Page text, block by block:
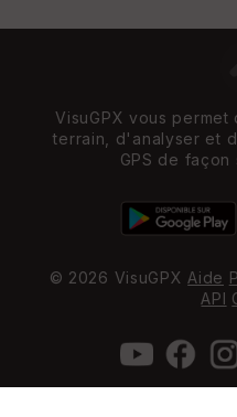
VisuGPX vous
terrain, d'analyser et
GPS de
© 2026 VisuGPX Aide
API